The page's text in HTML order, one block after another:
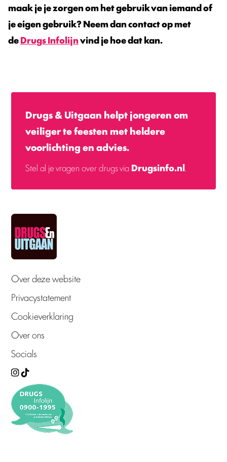
maak je je zorgen om het gebruik van iemand of
je eigen gebruik? Neem dan contact op met
deDrugs Infolijnvind je hoe dat kan.
Drugs & Uitgaan helpt jongeren om
veiliger te feesten met heldere
voorlichting en advies.
Stel al je vragen over drugs viaDrugsinfo.nl
Over deze website
Privacystatement
Cookieverklaring
Over ons
Socials